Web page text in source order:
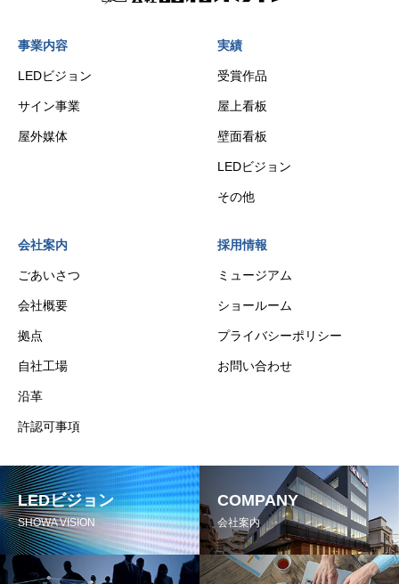
事業内容
LEDビジョン
サイン事業
屋外媒体
実績
受賞作品
屋上看板
壁面看板
LEDビジョン
その他
会社案内
ごあいさつ
会社概要
拠点
自社工場
沿革
許認可事項
採用情報
ミュージアム
ショールーム
プライバシーポリシー
お問い合わせ
LEDビジョン
SHOWA VISION
COMPANY
会社案内